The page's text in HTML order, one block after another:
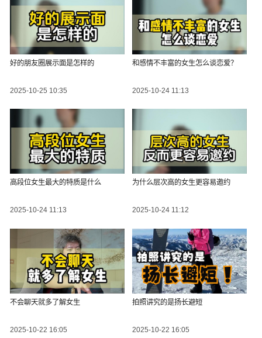
好的朋友圈展示面是怎样的
2025-10-25 10:35
和感情不丰富的女生怎么谈恋爱？
2025-10-24 11:13
高段位女生最大的特质是什么
2025-10-24 11:13
为什么层次高的女生更容易邀约
2025-10-24 11:12
不会聊天就多了解女生
2025-10-22 16:05
拍照讲究的是扬长避短
2025-10-22 16:05